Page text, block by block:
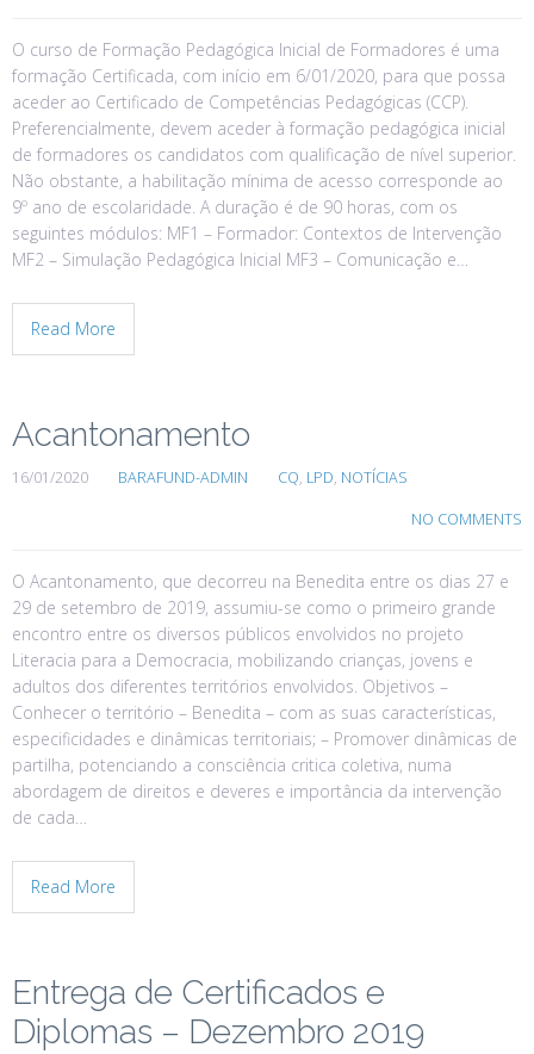
O curso de Formação Pedagógica Inicial de Formadores é uma
formação Certificada, com início em 6/01/2020, para que possa
aceder ao Certificado de Competências Pedagógicas (CCP).
Preferencialmente, devem aceder à formação pedagógica inicial
de formadores os candidatos com qualificação de nível superior.
Não obstante, a habilitação mínima de acesso corresponde ao
9º ano de escolaridade. A duração é de 90 horas, com os
seguintes módulos: MF1 – Formador: Contextos de Intervenção
MF2 – Simulação Pedagógica Inicial MF3 – Comunicação e…
Read More
Acantonamento
16/01/2020 BARAFUND-ADMIN CQ, LPD, NOTÍCIAS
NO COMMENTS
O Acantonamento, que decorreu na Benedita entre os dias 27 e
29 de setembro de 2019, assumiu-se como o primeiro grande
encontro entre os diversos públicos envolvidos no projeto
Literacia para a Democracia, mobilizando crianças, jovens e
adultos dos diferentes territórios envolvidos. Objetivos –
Conhecer o território – Benedita – com as suas características,
especificidades e dinâmicas territoriais; – Promover dinâmicas de
partilha, potenciando a consciência critica coletiva, numa
abordagem de direitos e deveres e importância da intervenção
de cada…
Read More
Entrega de Certificados e
Diplomas – Dezembro 2019